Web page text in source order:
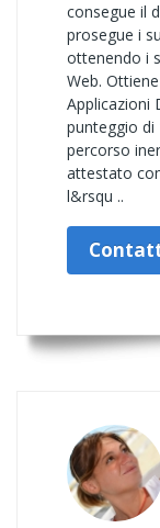
consegue il
prosegue i
ottenendo i
Web.
Applicazioni
punteggio di
percorso
attestato
l&rsqu ..